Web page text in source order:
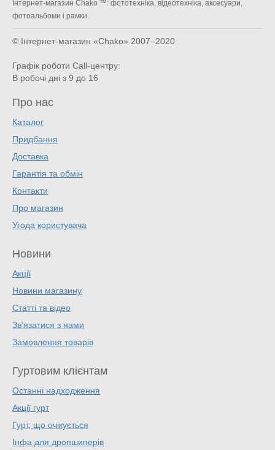
Інтернет-магазин Chako ™: фототехніка, відеотехніка, аксесуари,
фотоальбоми і рамки.
© Інтернет-магазин «Chako» 2007–2020
Графік роботи Call-центру:
В робочі дні з 9 до 16
Про нас
Каталог
Придбання
Доставка
Гарантія та обмін
Контакти
Про магазин
Угода користувача
Новини
Акції
Новини магазину
Статті та відео
Зв'язатися з нами
Замовлення товарів
Гуртовим клієнтам
Останні надходження
Акції гурт
Гурт, що очікується
Інфа для дропшиперів